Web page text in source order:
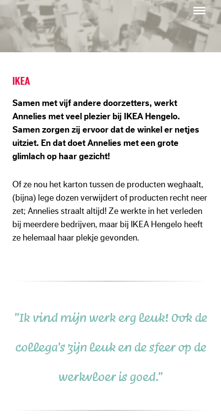
Menu
IKEA
Samen met vijf andere doorzetters, werkt
Annelies met veel plezier bij IKEA Hengelo.
Samen zorgen zij ervoor dat de winkel er netjes
uitziet. En dat doet Annelies met een grote
glimlach op haar gezicht!
Of ze nou het karton tussen de producten weghaalt,
(bijna) lege dozen verwijdert of producten recht neer
zet; Annelies straalt altijd! Ze werkte in het verleden
bij meerdere bedrijven, maar bij IKEA Hengelo heeft
ze helemaal haar plekje gevonden.
"Ik vind mijn werk erg leuk! Ook de
collega's zijn leuk en de sfeer op de
werkvloer is goed."